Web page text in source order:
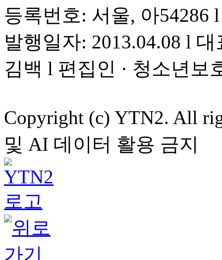
등록번호: 서울, 아54286
발행일자: 2013.04.08 l
김백 l 편집인 · 청소년보
Copyright (c) YTN2. All
및 AI 데이터 활용 금지